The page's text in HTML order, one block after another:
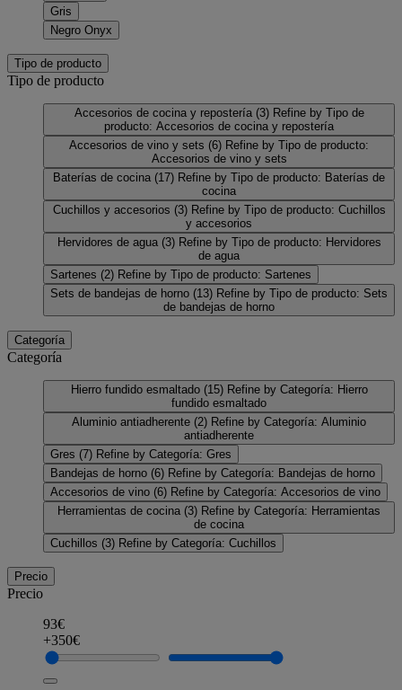
Gris
Negro Onyx
Tipo de producto
Tipo de producto
Accesorios de cocina y repostería (3) Refine by Tipo de
producto: Accesorios de cocina y repostería
Accesorios de vino y sets (6) Refine by Tipo de producto:
Accesorios de vino y sets
Baterías de cocina (17) Refine by Tipo de producto: Baterías de
cocina
Cuchillos y accesorios (3) Refine by Tipo de producto: Cuchillos
y accesorios
Hervidores de agua (3) Refine by Tipo de producto: Hervidores
de agua
Sartenes (2) Refine by Tipo de producto: Sartenes
Sets de bandejas de horno (13) Refine by Tipo de producto: Sets
de bandejas de horno
Categoría
Categoría
Hierro fundido esmaltado (15) Refine by Categoría: Hierro
fundido esmaltado
Aluminio antiadherente (2) Refine by Categoría: Aluminio
antiadherente
Gres (7) Refine by Categoría: Gres
Bandejas de horno (6) Refine by Categoría: Bandejas de horno
Accesorios de vino (6) Refine by Categoría: Accesorios de vino
Herramientas de cocina (3) Refine by Categoría: Herramientas
de cocina
Cuchillos (3) Refine by Categoría: Cuchillos
Precio
Precio
93€
+350€